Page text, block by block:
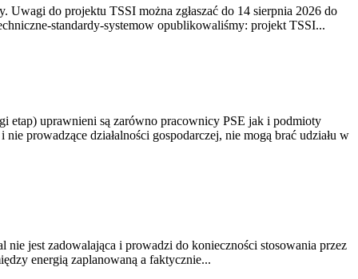
do projektu TSSI można zgłaszać do 14 sierpnia 2026 do
standardy-systemow opublikowaliśmy: projekt TSSI...
etap) uprawnieni są zarówno pracownicy PSE jak i podmioty
prowadzące działalności gospodarczej, nie mogą brać udziału w
jest zadowalająca i prowadzi do konieczności stosowania przez
energią zaplanowaną a faktycznie...